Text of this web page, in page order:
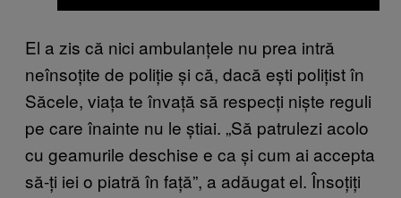
El a zis că nici ambulanțele nu prea intră
neînsoțite de poliție și că, dacă ești polițist în
Săcele, viața te învață să respecți niște reguli
pe care înainte nu le știai. „Să patrulezi acolo
cu geamurile deschise e ca și cum ai accepta
să-ți iei o piatră în față”, a adăugat el. Însoțiți